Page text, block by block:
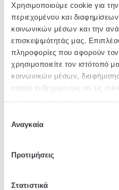
Χρησιμοποιούμε cookie για
περιεχομένου και
κοινωνικών μέσων και την
επισκεψιμότητάς μας.
πληροφορίες που αφορούν
χρησιμοποιείτε τον ιστότοπό
κοινωνικών μέσων,
οποίοι ενδεχομένως να τις
των υπηρεσιών τους.
συγκατάθεσης
Αναγκαία
Προτιμήσεις
Στατιστικά
Κωδικός
Τεμάχια/